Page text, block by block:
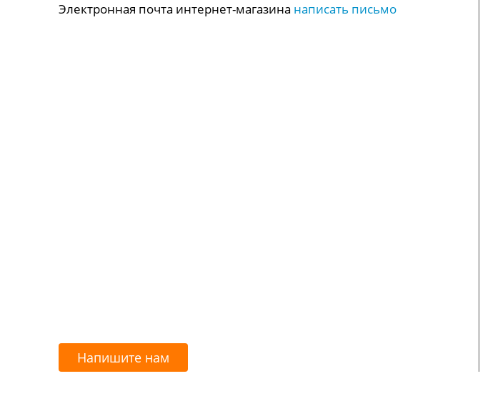
Электронная почта интернет-магазина написать письмо
Напишите нам